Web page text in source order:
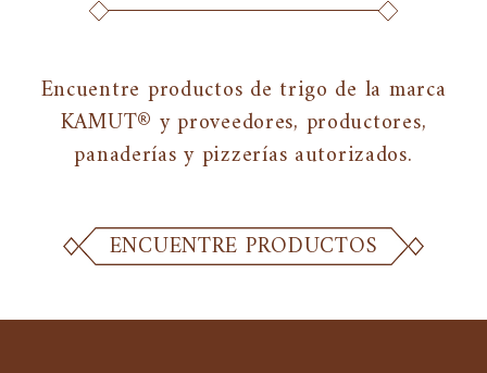
Encuentre productos de trigo de la marca
KAMUT® y proveedores, productores,
panaderías y pizzerías autorizados.
ENCUENTRE PRODUCTOS